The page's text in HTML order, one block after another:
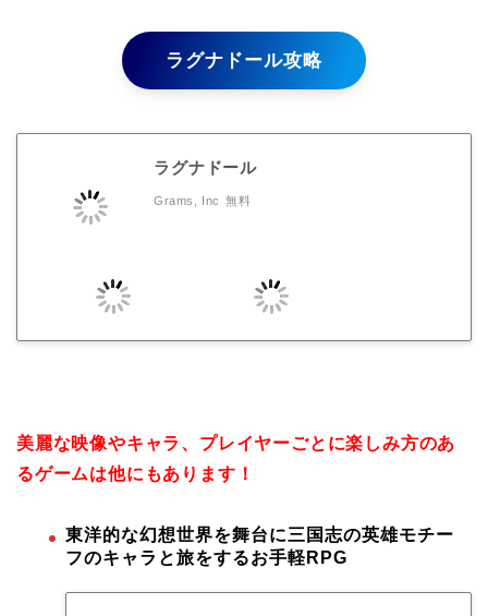
ラグナドール攻略
ラグナドール
Grams, Inc 無料
美麗な映像やキャラ、プレイヤーごとに楽しみ方のあ
るゲームは他にもあります！
東洋的な幻想世界を舞台に三国志の英雄モチー
フのキャラと旅をするお手軽RPG